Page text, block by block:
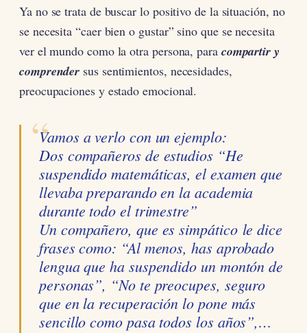
Ya no se trata de buscar lo positivo de la situación, no
se necesita “caer bien o gustar” sino que se necesita
ver el mundo como la otra persona, para compartir y
comprender sus sentimientos, necesidades,
preocupaciones y estado emocional.
Vamos a verlo con un ejemplo:
Dos compañeros de estudios “He
suspendido matemáticas, el examen que
llevaba preparando en la academia
durante todo el trimestre”
Un compañero, que es simpático le dice
frases como: “Al menos, has aprobado
lengua que ha suspendido un montón de
personas”, “No te preocupes, seguro
que en la recuperación lo pone más
sencillo como pasa todos los años”,…